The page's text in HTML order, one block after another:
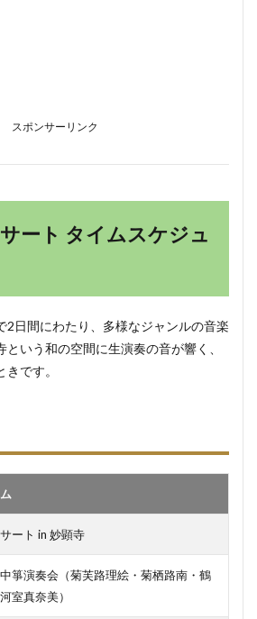
スポンサーリンク
ート タイムスケジュ
2日間にわたり、多様なジャンルの音楽
いう和の空間に生演奏の音が響く、
です。
ート in 妙顕寺
箏演奏会（菊芙路理絵・菊栖路南・鶴
室真奈美）